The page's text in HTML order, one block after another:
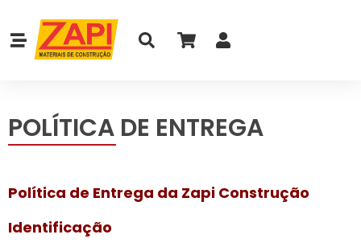
POLÍTICA DE ENTREGA
Política de Entrega da Zapi Construção
Identificação